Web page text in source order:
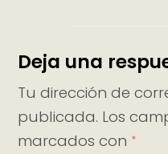
Deja una
Tu dirección de
publicada. Los
marcados con *